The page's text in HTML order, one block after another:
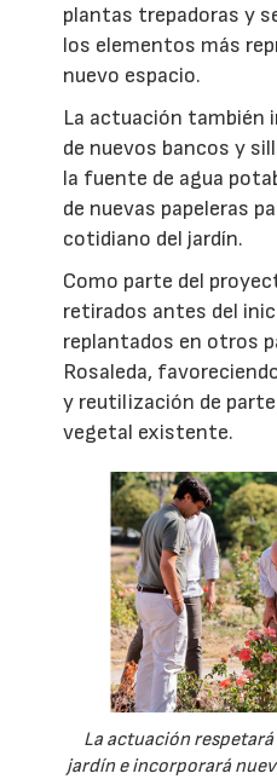
plantas trepadoras y
los elementos más
nuevo espacio.
La actuación también
de nuevos bancos y
la fuente de agua
de nuevas papeleras
cotidiano del jardín.
Como parte del
retirados antes del
replantados en otros
Rosaleda,
y reutilización de
vegetal existente.
La actuación
jardín e incorporará